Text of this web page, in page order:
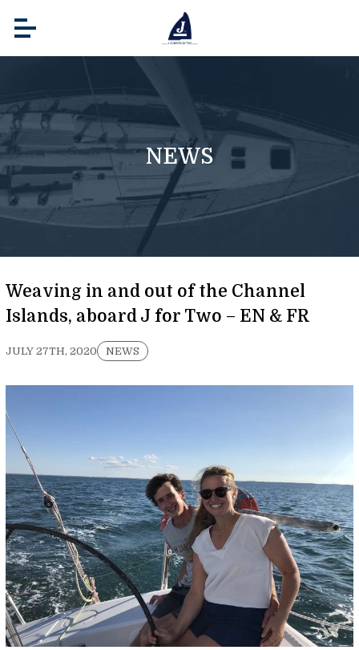
NEWS
Weaving in and out of the Channel
Islands, aboard J for Two – EN & FR
JULY 27TH, 2020 NEWS